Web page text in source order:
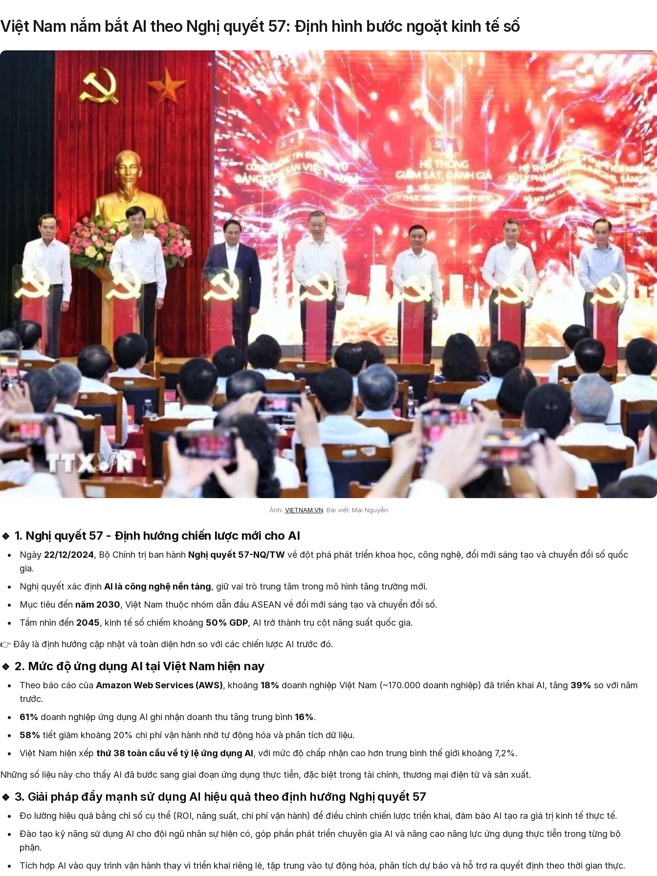
Việt Nam nắm bắt AI theo Nghị quyết 57: Định hình bước ngoặt kinh tế số
Ảnh: VIETNAM.VN. Bài viết: Mai Nguyễn
🔹 1. Nghị quyết 57 - Định hướng chiến lược mới cho AI
Ngày 22/12/2024, Bộ Chính trị ban hành Nghị quyết 57-NQ/TWvề đột phá phát triển khoa học, công nghệ, đổi mới sáng tạo và chuyển đổi số quốc
gia.
Nghị quyết xác định AI là công nghệ nền tảng, giữ vai trò trung tâm trong mô hình tăng trưởng mới.
Mục tiêu đến năm 2030, Việt Nam thuộc nhóm dẫn đầu ASEAN về đổi mới sáng tạo và chuyển đổi số.
Tầm nhìn đến 2045, kinh tế số chiếm khoảng 50% GDP, AI trở thành trụ cột năng suất quốc gia.
👉 Đây là định hướng cập nhật và toàn diện hơn so với các chiến lược AI trước đó.
🔹 2. Mức độ ứng dụng AI tại Việt Nam hiện nay
Theo báo cáo của Amazon Web Services (AWS), khoảng 18% doanh nghiệp Việt Nam (~170.000 doanh nghiệp) đã triển khai AI, tăng 39% so với năm
trước.
61% doanh nghiệp ứng dụng AI ghi nhận doanh thu tăng trung bình 16%.
58% tiết giảm khoảng 20% chi phí vận hành nhờ tự động hóa và phân tích dữ liệu.
Việt Nam hiện xếp thứ 38 toàn cầu về tỷ lệ ứng dụng AI, với mức độ chấp nhận cao hơn trung bình thế giới khoảng 7,2%.
Những số liệu này cho thấy AI đã bước sang giai đoạn ứng dụng thực tiễn, đặc biệt trong tài chính, thương mại điện tử và sản xuất.
🔹 3. Giải pháp đẩy mạnh sử dụng AI hiệu quả theo định hướng Nghị quyết 57
Đo lường hiệu quả bằng chỉ số cụ thể (ROI, năng suất, chi phí vận hành) để điều chỉnh chiến lược triển khai, đảm bảo AI tạo ra giá trị kinh tế thực tế.
Đào tạo kỹ năng sử dụng AI cho đội ngũ nhân sự hiện có, góp phần phát triển chuyên gia AI và nâng cao năng lực ứng dụng thực tiễn trong từng bộ
phận.
Tích hợp AI vào quy trình vận hành thay vì triển khai riêng lẻ, tập trung vào tự động hóa, phân tích dự báo và hỗ trợ ra quyết định theo thời gian thực.